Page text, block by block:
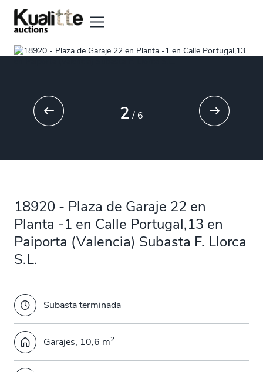
18920 - Plaza de Garaje 22 en
Planta -1 en Calle Portugal,13 en
Paiporta (Valencia) Subasta F. Llorca
S.L.
Subasta terminada
Garajes, 10,6 m2
2/ 6